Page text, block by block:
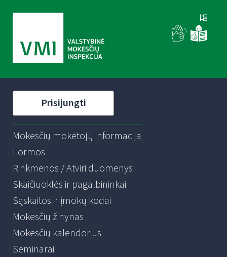
Prisijungti
Mokesčių mokėtojų informacija
Formos
Rinkmenos / Atviri duomenys
Skaičiuoklės ir pagalbininkai
Sąskaitos ir įmokų kodai
Mokesčių žinynas
Mokesčių kalendorius
Seminarai